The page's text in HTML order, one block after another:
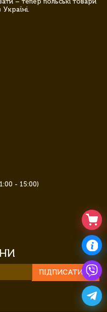
- 15:00)
ПІДПИСАТИСЯ